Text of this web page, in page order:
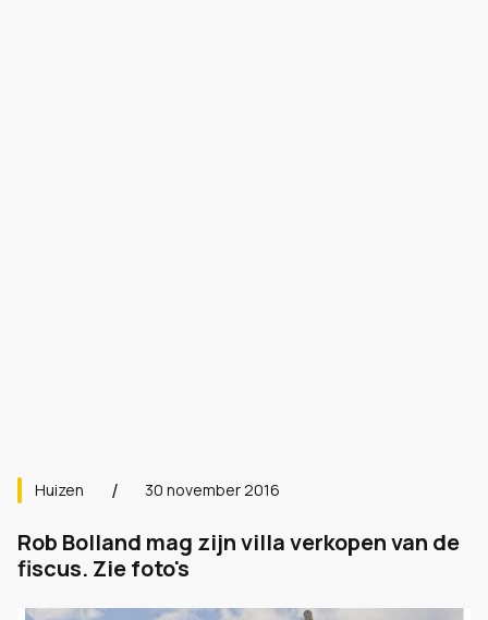
Huizen 30 november 2016
Rob Bolland mag zijn villa verkopen van de
fiscus. Zie foto's